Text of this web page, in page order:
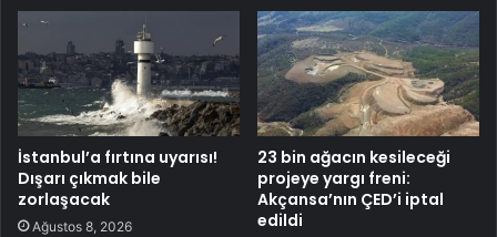
İstanbul’a fırtına uyarısı!
Dışarı çıkmak bile
zorlaşacak
Ağustos 8, 2026
23 bin ağacın kesileceği
projeye yargı freni:
Akçansa’nın ÇED’i iptal
edildi